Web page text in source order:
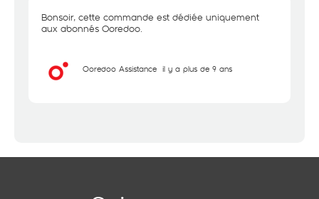
Bonsoir, cette commande est dédiée uniquement
aux abonnés Ooredoo.
Ooredoo Assistance il y a plus de 9 ans